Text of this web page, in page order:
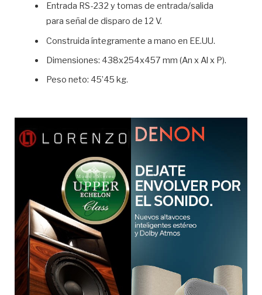
Entrada RS-232 y tomas de entrada/salida
para señal de disparo de 12 V.
Construida íntegramente a mano en EE.UU.
Dimensiones: 438x254x457 mm (An x Al x P).
Peso neto: 45’45 kg.